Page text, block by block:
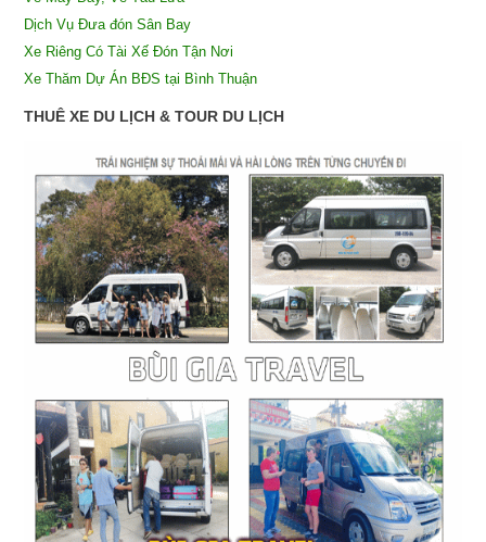
Dịch Vụ Đưa đón Sân Bay
Xe Riêng Có Tài Xế Đón Tận Nơi
Xe Thăm Dự Án BĐS tại Bình Thuận
THUÊ XE DU LỊCH & TOUR DU LỊCH